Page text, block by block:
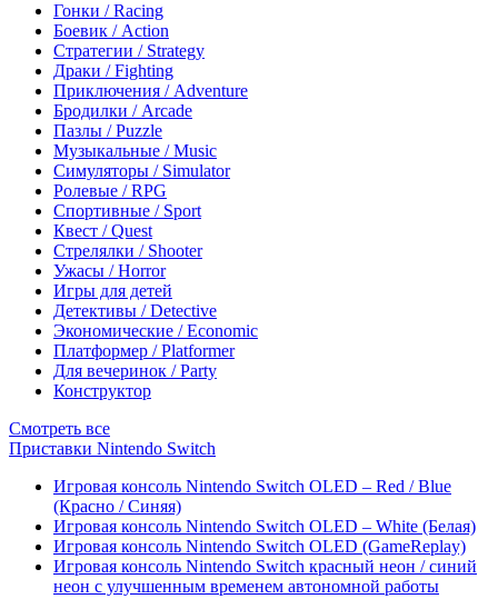
Гонки / Racing
Боевик / Action
Стратегии / Strategy
Драки / Fighting
Приключения / Adventure
Бродилки / Arcade
Пазлы / Puzzle
Музыкальные / Music
Симуляторы / Simulator
Ролевые / RPG
Спортивные / Sport
Квест / Quest
Стрелялки / Shooter
Ужасы / Horror
Игры для детей
Детективы / Detective
Экономические / Economic
Платформер / Platformer
Для вечеринок / Party
Конструктор
Смотреть все
Приставки Nintendo Switch
Игровая консоль Nintendo Switch OLED – Red / Blue
(Красно / Синяя)
Игровая консоль Nintendo Switch OLED – White (Белая)
Игровая консоль Nintendo Switch OLED (GameReplay)
Игровая консоль Nintendo Switch красный неон / синий
неон с улучшенным временем автономной работы